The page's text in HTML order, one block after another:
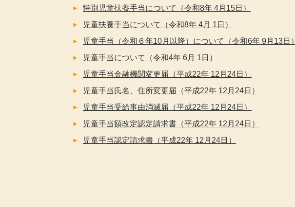
特別児童扶養手当について（令和8年 4月15日）
児童扶養手当について（令和8年 4月 1日）
児童手当（令和６年10月以降）について（令和6年 9月13日）
児童手当について（令和4年 6月 1日）
児童手当金融機関変更届（平成22年 12月24日）
児童手当氏名、住所変更届（平成22年 12月24日）
児童手当受給事由消滅届（平成22年 12月24日）
児童手当額改定認定請求書（平成22年 12月24日）
児童手当認定請求書（平成22年 12月24日）